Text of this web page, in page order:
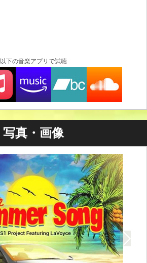
以下の音楽アプリで試聴
写真・画像